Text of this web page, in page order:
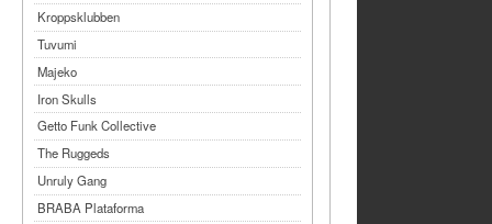
Kroppsklubben
Tuvumi
Majeko
Iron Skulls
Getto Funk Collective
The Ruggeds
Unruly Gang
BRABA Plataforma